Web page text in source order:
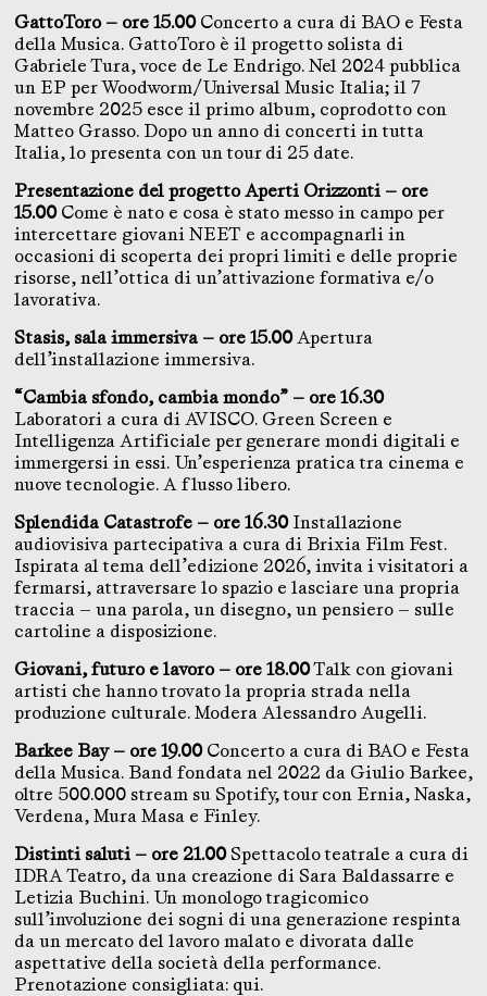
GattoToro — ore 15.00Concerto a cura di BAO e Festa
della Musica. GattoToro è il progetto solista di
Gabriele Tura, voce de Le Endrigo. Nel 2024 pubblica
un EP per Woodworm/Universal Music Italia; il 7
novembre 2025 esce il primo album, coprodotto con
Matteo Grasso. Dopo un anno di concerti in tutta
Italia, lo presenta con un tour di 25 date.
Presentazione del progetto Aperti Orizzonti — ore
15.00Come è nato e cosa è stato messo in campo per
intercettare giovani NEET e accompagnarli in
occasioni di scoperta dei propri limiti e delle proprie
risorse, nell’ottica di un’attivazione formativa e/o
lavorativa.
Stasis, sala immersiva — ore 15.00Apertura
dell’installazione immersiva.
“Cambia sfondo, cambia mondo” — ore 16.30
Laboratori a cura di AVISCO. Green Screen e
Intelligenza Artificiale per generare mondi digitali e
immergersi in essi. Un’esperienza pratica tra cinema e
nuove tecnologie. A flusso libero.
Splendida Catastrofe — ore 16.30Installazione
audiovisiva partecipativa a cura di Brixia Film Fest.
Ispirata al tema dell’edizione 2026, invita i visitatori a
fermarsi, attraversare lo spazio e lasciare una propria
traccia — una parola, un disegno, un pensiero — sulle
cartoline a disposizione.
Giovani, futuro e lavoro — ore 18.00Talk con giovani
artisti che hanno trovato la propria strada nella
produzione culturale. Modera Alessandro Augelli.
Barkee Bay — ore 19.00Concerto a cura di BAO e Festa
della Musica. Band fondata nel 2022 da Giulio Barkee,
oltre 500.000 stream su Spotify, tour con Ernia, Naska,
Verdena, Mura Masa e Finley.
Distinti saluti — ore 21.00Spettacolo teatrale a cura di
IDRA Teatro, da una creazione di Sara Baldassarre e
Letizia Buchini. Un monologo tragicomico
sull’involuzione dei sogni di una generazione respinta
da un mercato del lavoro malato e divorata dalle
aspettative della società della performance.
Prenotazione consigliata: qui.